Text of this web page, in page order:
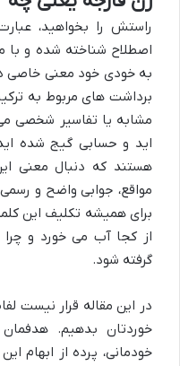
راستش را بخواهید،
اصطلاح شناخته شده و
به خودی خود معنی خاصی
برداشت های مربوط به
مشابه یا تفاسیر شخصی می
اید و حسابی گیج شده
هستند که دنبال معنی
مواقع، جوابی واضح و رسمی
برای همیشه تکلیف این
از کجا آب می خورد و
گرفته شود.
در این مقاله قرار نیست
خوردتان بدهیم.
خودمانی، پرده از ابهام